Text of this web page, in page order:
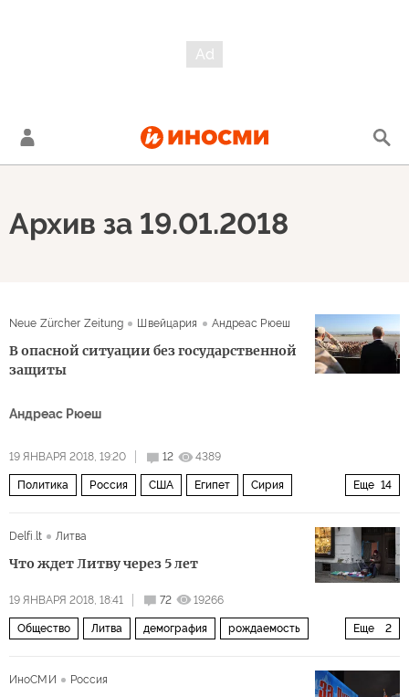
Архив за 19.01.2018
Neue Zürcher Zeitung Швейцария Андреас Рюеш
В опасной ситуации без государственной
защиты
Андреас Рюеш
19 ЯНВАРЯ 2018, 19:20 12 4389
Еще 14
Политика Россия США Египет Сирия
военная база
Delfi.lt Литва
Что ждет Литву через 5 лет
19 ЯНВАРЯ 2018, 18:41 72 19266
Еще 2
Общество Литва демография рождаемость
ИноСМИ
Россия